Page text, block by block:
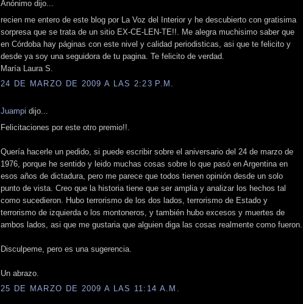
Anónimo dijo...
recien me entero de este blog por La Voz del Interior y he descubierto con gratisima
sorpresa que se trata de un sitio EX-CE-LEN-TE!!. Me alegra muchisimo saber que
en Córdoba hay páginas con este nivel y calidad periodisticas, asi que te felicito y
desde ya soy una seguidora de tu pagina. Te felicito de verdad.
María Laura S.
24 DE MARZO DE 2009 A LAS 2:23 P.M.
Juampi dijo...
Felicitaciones por este otro premio!!.
Quería hacerle un pedido, si puede escribir sobre el aniversario del 24 de marzo de
1976, porque he sentido y leido muchas cosas sobre lo que pasó en Argentina en
esos años de dictadura, pero me parece que todos tienen opinión desde un solo
punto de vista. Creo que la historia tiene que ser amplia y analizar los hechos tal
como sucedieron. Hubo terrorismo de los dos lados, terrorismo de Estado y
terrorismo de izquierda o los montoneros, y también hubo excesos y muertes de
ambos lados, asi que me gustaria que alguien diga las cosas realmente como fueron.
Disculpeme, pero es una sugerencia.
Un abrazo.
25 DE MARZO DE 2009 A LAS 11:14 A.M.